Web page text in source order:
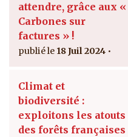
attendre, grâce aux «
Carbones sur
factures » !
18 Juil 2024
Climat et
biodiversité :
exploitons les atouts
des forêts françaises